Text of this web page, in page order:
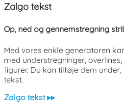
Zalgo tekst
Op, ned og gennemstregning
Med vores enkle generatoren
med understregninger,
figurer. Du kan tilføje dem
tekst.
Zalgo tekst ▸▸